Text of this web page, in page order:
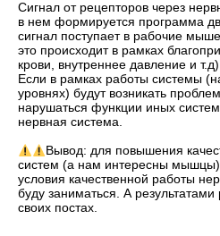
Сигнал от рецепторов через
в нем формируется программа
сигнал поступает в рабочие
это происходит в рамках
крови, внутреннее давление и
Если в рамках работы системы
уровнях) будут возникать
нарушаться функции иных
нервная система.
Вывод: для повышения
систем (а нам интересны мышцы)
условия качественной работы
буду заниматься. А
своих постах.